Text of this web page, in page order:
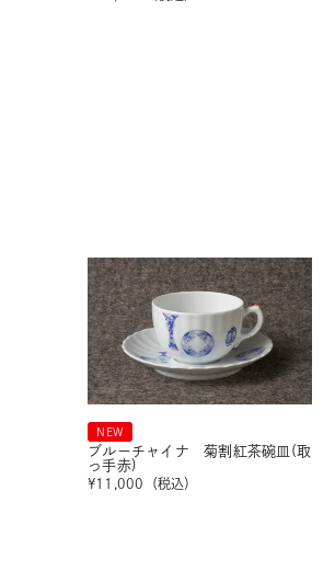
NEW
ブルーチャイナ 菊割紅茶碗皿(取
っ手赤)
¥11,000 （税込）